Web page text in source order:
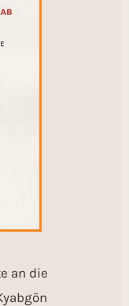
an die